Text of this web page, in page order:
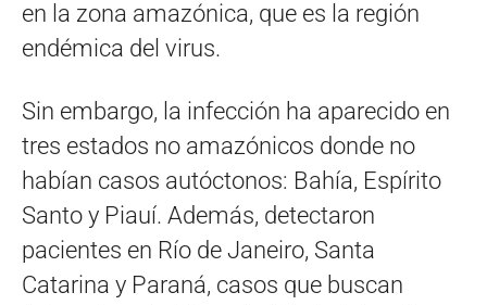
en la zona amazónica, que es la región
endémica del virus.
Sin embargo, la infección ha aparecido en
tres estados no amazónicos donde no
habían casos autóctonos: Bahía, Espírito
Santo y Piauí. Además, detectaron
pacientes en Río de Janeiro, Santa
Catarina y Paraná, casos que buscan